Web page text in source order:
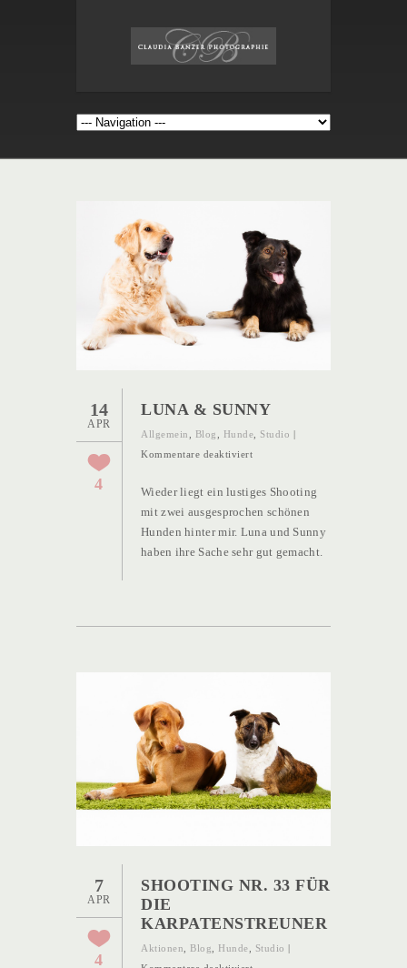
14
APR
4
LUNA & SUNNY
Allgemein, Blog, Hunde, Studio
Kommentare deaktiviertfür
&
Sunny
Wieder liegt ein lustiges Shooting
mit zwei ausgesprochen schönen
Hunden hinter mir. Luna und Sunny
haben ihre Sache sehr gut gemacht.
7
APR
4
SHOOTING NR. 33 FÜR
DIE
KARPATENSTREUNER
Aktionen Blog Hunde Studio |